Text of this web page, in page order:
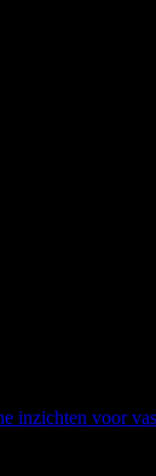
inzichten voor